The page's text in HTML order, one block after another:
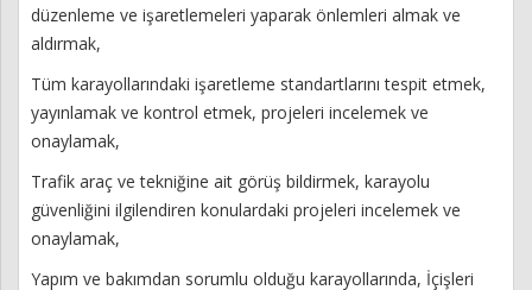
düzenleme ve işaretlemeleri yaparak önlemleri almak ve
aldırmak,
Tüm karayollarındaki işaretleme standartlarını tespit etmek,
yayınlamak ve kontrol etmek, projeleri incelemek ve
onaylamak,
Trafik araç ve tekniğine ait görüş bildirmek, karayolu
güvenliğini ilgilendiren konulardaki projeleri incelemek ve
onaylamak,
Yapım ve bakımdan sorumlu olduğu karayollarında, İçişleri